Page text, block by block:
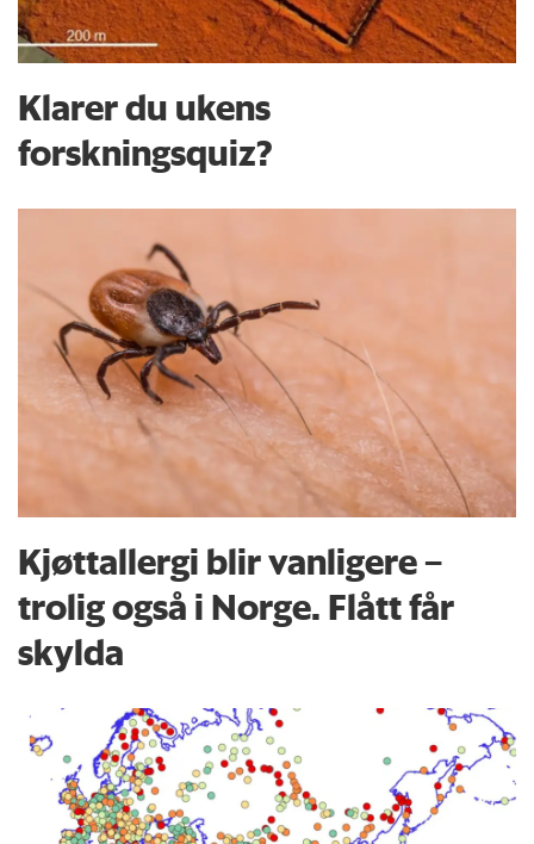
Klarer du ukens
forskningsquiz?
Kjøttallergi blir vanligere –
trolig også i Norge. Flått får
skylda